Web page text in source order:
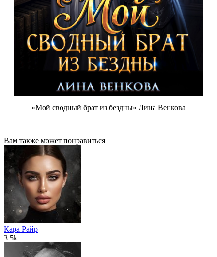
«Мой сводный брат из бездны» Лина Венкова
Вам также может понравиться
Кара Райр
3.5k.